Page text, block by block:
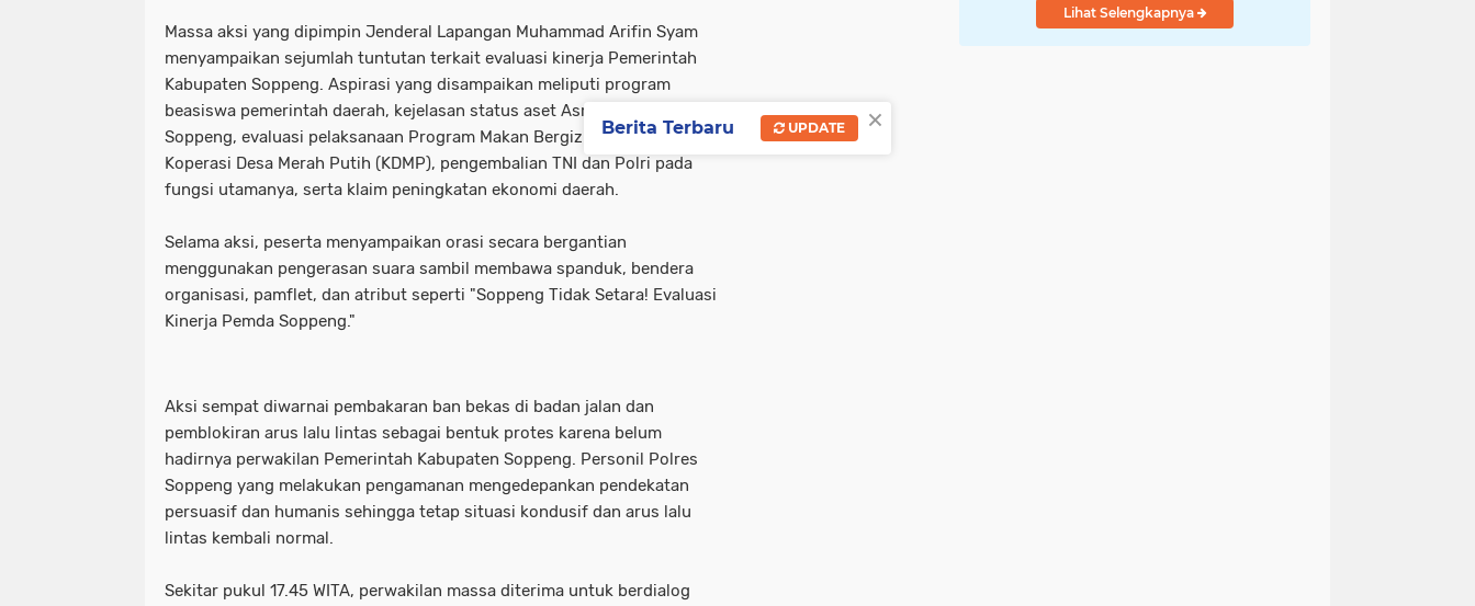
Massa aksi yang dipimpin Jenderal Lapangan Muhammad Arifin Syam
menyampaikan sejumlah tuntutan terkait evaluasi kinerja Pemerintah
Kabupaten Soppeng. Aspirasi yang disampaikan meliputi program
beasiswa pemerintah daerah, kejelasan status aset Asrama Mahasiswa
Soppeng, evaluasi pelaksanaan Program Makan Bergizi Gratis (MBG) dan
Koperasi Desa Merah Putih (KDMP), pengembalian TNI dan Polri pada
fungsi utamanya, serta klaim peningkatan ekonomi daerah.
Selama aksi, peserta menyampaikan orasi secara bergantian
menggunakan pengerasan suara sambil membawa spanduk, bendera
organisasi, pamflet, dan atribut seperti "Soppeng Tidak Setara! Evaluasi
Kinerja Pemda Soppeng."
Aksi sempat diwarnai pembakaran ban bekas di badan jalan dan
pemblokiran arus lalu lintas sebagai bentuk protes karena belum
hadirnya perwakilan Pemerintah Kabupaten Soppeng. Personil Polres
Soppeng yang melakukan pengamanan mengedepankan pendekatan
persuasif dan humanis sehingga tetap situasi kondusif dan arus lalu
lintas kembali normal.
Sekitar pukul 17.45 WITA, perwakilan massa diterima untuk berdialog
Lihat Selengkapnya
×
Berita Terbaru UPDATE